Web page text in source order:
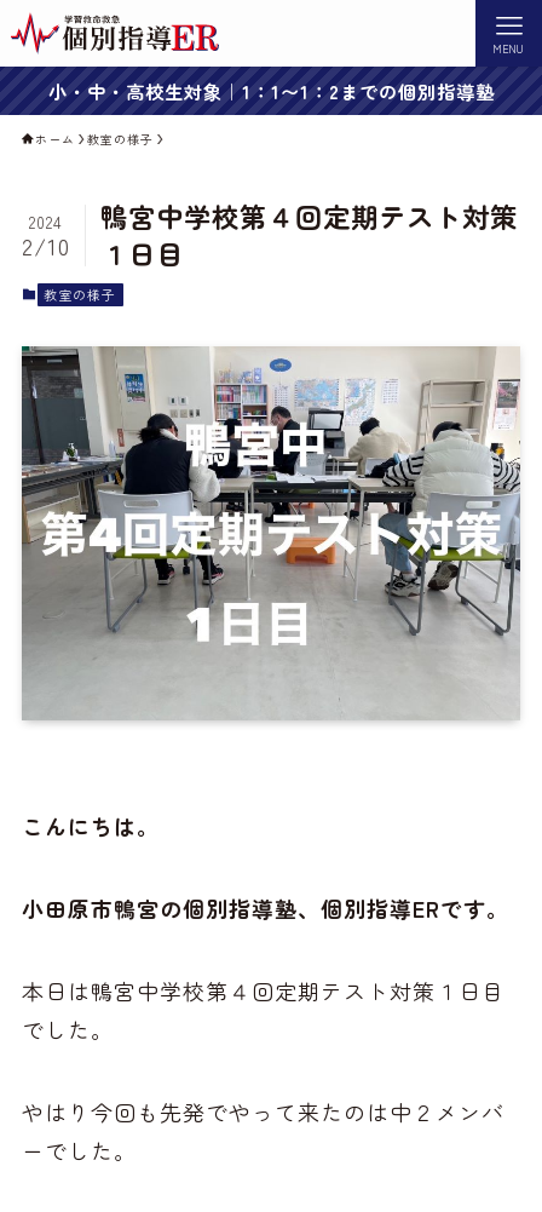
MENU
小・中・高校生対象｜1：1〜1：2までの個別指導塾
ホーム 教室の様子
鴨宮中学校第４回定期テスト対策
１日目
2024
2/10
教室の様子
こんにちは。
小田原市鴨宮の個別指導塾、個別指導ERです。
本日は鴨宮中学校第４回定期テスト対策１日目
でした。
やはり今回も先発でやって来たのは中２メンバ
ーでした。